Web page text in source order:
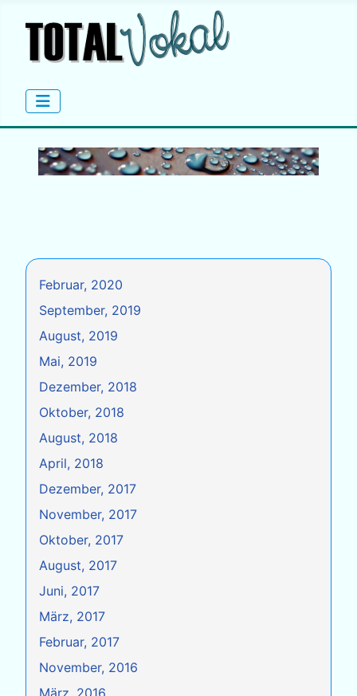
Februar, 2020
September, 2019
August, 2019
Mai, 2019
Dezember, 2018
Oktober, 2018
August, 2018
April, 2018
Dezember, 2017
November, 2017
Oktober, 2017
August, 2017
Juni, 2017
März, 2017
Februar, 2017
November, 2016
März, 2016